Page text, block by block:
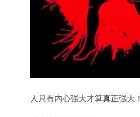
人只有内心强大才算真正强大！